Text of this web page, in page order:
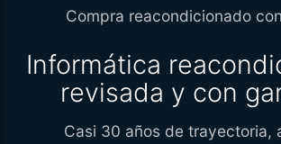
Compra reacondicionado
Informática
revisada y con
Casi 30 años de trayectoria,